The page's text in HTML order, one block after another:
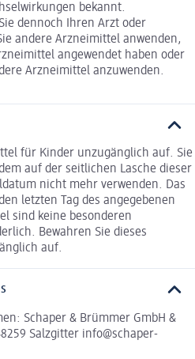
bekannt.
dennoch Ihren Arzt oder
andere Arzneimittel anwenden,
angewendet haben oder
Arzneimittel anzuwenden.
für Kinder unzugänglich auf. Sie
auf der seitlichen Lasche dieser
nicht mehr verwenden. Das
letzten Tag des angegebenen
sind keine besonderen
Bewahren Sie dieses
auf.
Schaper & Brümmer GmbH &
Salzgitter info@schaper-